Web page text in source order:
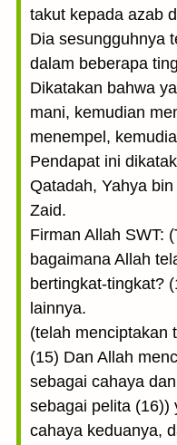
takut kepada azab
Dia sesungguhnya
dalam beberapa
Dikatakan bahwa
mani, kemudian
menempel,
Pendapat ini
Qatadah, Yahya
Zaid.
Firman Allah SWT:
bagaimana Allah
bertingkat-tingkat?
lainnya.
(telah menciptakan
(15) Dan Allah
sebagai cahaya
sebagai pelita (16))
cahaya keduanya,